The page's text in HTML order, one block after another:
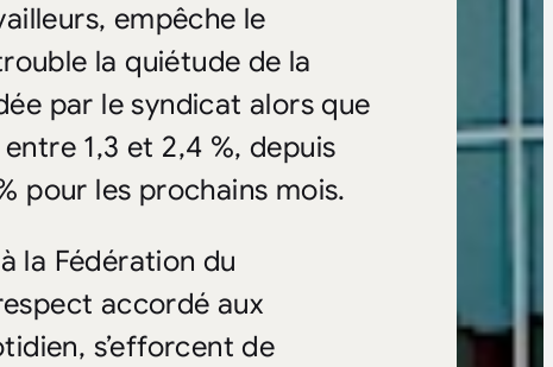
empêche le
la quiétude de la
par le syndicat alors que
1,3 et 2,4 %, depuis
pour les prochains mois.
la Fédération du
accordé aux
s’efforcent de